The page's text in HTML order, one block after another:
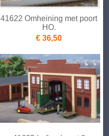
41622 Omheining met poort
HO.
€ 36,50